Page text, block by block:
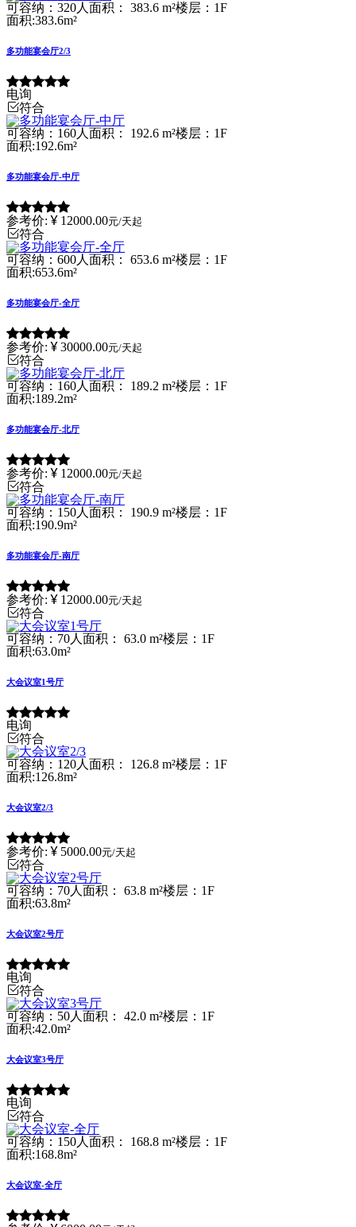
可容纳：320人 面积： 383.6 m²楼层：1F
面积:383.6m²
多功能宴会厅2/3
电询
符合
可容纳：160人 面积： 192.6 m²楼层：1F
面积:192.6m²
多功能宴会厅-中厅
参考价: 12000.00元/天起
符合
可容纳：600人 面积： 653.6 m²楼层：1F
面积:653.6m²
多功能宴会厅-全厅
参考价: 30000.00元/天起
符合
可容纳：160人 面积： 189.2 m²楼层：1F
面积:189.2m²
多功能宴会厅-北厅
参考价: 12000.00元/天起
符合
可容纳：150人 面积： 190.9 m²楼层：1F
面积:190.9m²
多功能宴会厅-南厅
参考价: 12000.00元/天起
符合
可容纳：70人 面积： 63.0 m²楼层：1F
面积:63.0m²
大会议室1号厅
电询
符合
可容纳：120人 面积： 126.8 m²楼层：1F
面积:126.8m²
大会议室2/3
参考价: 5000.00元/天起
符合
可容纳：70人 面积： 63.8 m²楼层：1F
面积:63.8m²
大会议室2号厅
电询
符合
可容纳：50人 面积： 42.0 m²楼层：1F
面积:42.0m²
大会议室3号厅
电询
符合
可容纳：150人 面积： 168.8 m²楼层：1F
面积:168.8m²
大会议室-全厅